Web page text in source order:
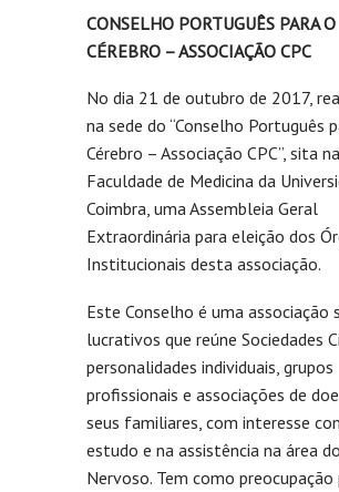
CONSELHO PORTUGUÊS PARA O
CÉREBRO – ASSOCIAÇÃO CPC
No dia 21 de outubro de 2017,
na sede do “Conselho Português
Cérebro – Associação CPC”, sita na
Faculdade de Medicina da
Coimbra, uma Assembleia Geral
Extraordinária para eleição dos
Institucionais desta associação.
Este Conselho é uma associação
lucrativos que reúne Sociedades
personalidades individuais, grupos
profissionais e associações de
seus familiares, com interesse
estudo e na assistência na área
Nervoso. Tem como preocupação